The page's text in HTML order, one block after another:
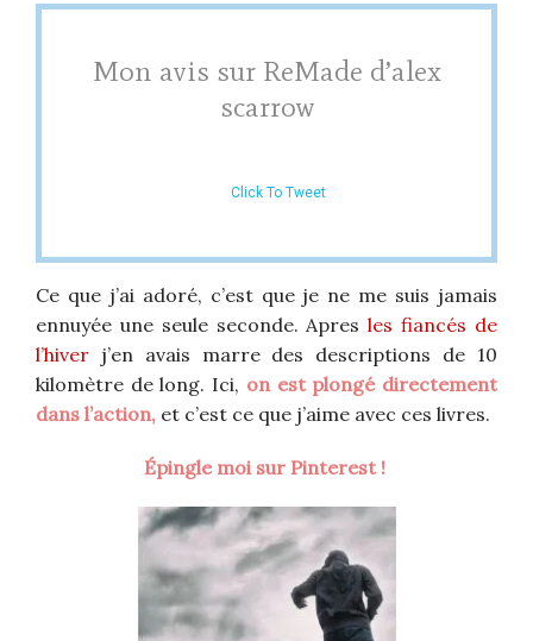
Mon avis sur ReMade d’alex
scarrow
Click To Tweet
Ce que j’ai adoré, c’est que je ne me suis jamais
ennuyée une seule seconde. Apresles fiancés de
l’hiver j’en avais marre des descriptions de 10
kilomètre de long. Ici, on est plongé directement
dans l’action, et c’est ce que j’aime avec ces livres.
Épinglemoi sur Pinterest !